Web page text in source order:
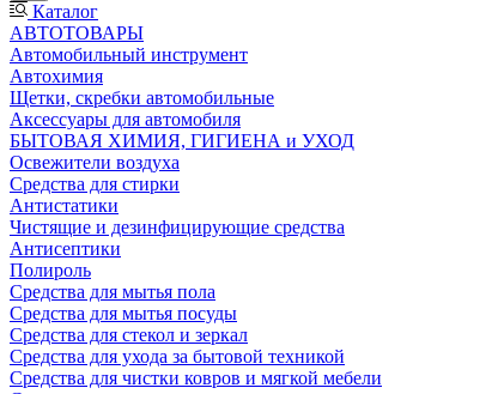
Каталог
АВТОТОВАРЫ
Автомобильный инструмент
Автохимия
Щетки, скребки автомобильные
Аксессуары для автомобиля
БЫТОВАЯ ХИМИЯ, ГИГИЕНА и УХОД
Освежители воздуха
Средства для стирки
Антистатики
Чистящие и дезинфицирующие средства
Антисептики
Полироль
Средства для мытья пола
Средства для мытья посуды
Средства для стекол и зеркал
Средства для ухода за бытовой техникой
Средства для чистки ковров и мягкой мебели